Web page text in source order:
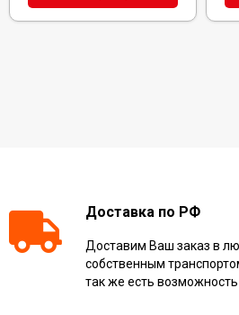
Доставка по РФ
Доставим Ваш заказ в
собственным
так же есть